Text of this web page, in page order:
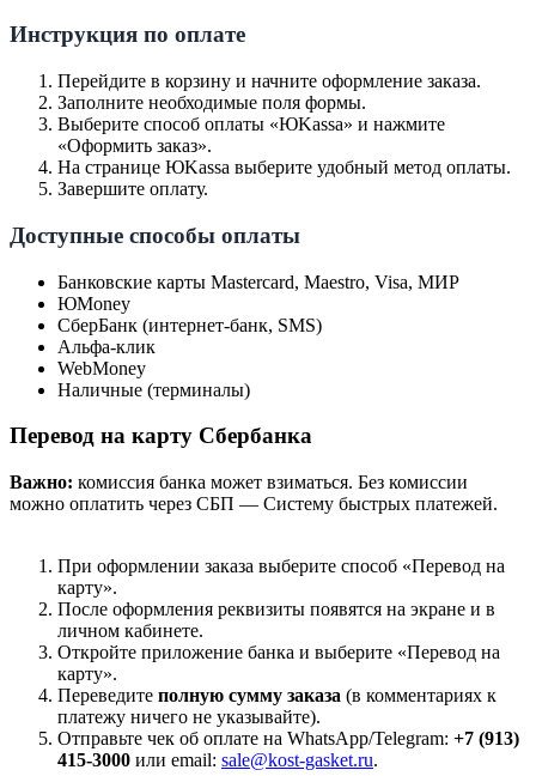
Инструкция по оплате
Перейдите в корзину и начните оформление заказа.
Заполните необходимые поля формы.
Выберите способ оплаты «ЮKassa» и нажмите
«Оформить заказ».
На странице ЮKassa выберите удобный метод оплаты.
Завершите оплату.
Доступные способы оплаты
Банковские карты Mastercard, Maestro, Visa, МИР
ЮMoney
СберБанк (интернет-банк, SMS)
Альфа-клик
WebMoney
Наличные (терминалы)
Перевод на карту Сбербанка
Важно: комиссия банка может взиматься. Без комиссии
можно оплатить через СБП — Систему быстрых платежей.
При оформлении заказа выберите способ «Перевод на
карту».
После оформления реквизиты появятся на экране и в
личном кабинете.
Откройте приложение банка и выберите «Перевод на
карту».
Переведите полную сумму заказа (в комментариях к
платежу ничего не указывайте).
Отправьте чек об оплате на WhatsApp/Telegram: +7 (913)
415-3000 или email: sale@kost-gasket.ru.